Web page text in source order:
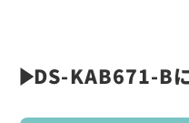
DS-KAB671-B